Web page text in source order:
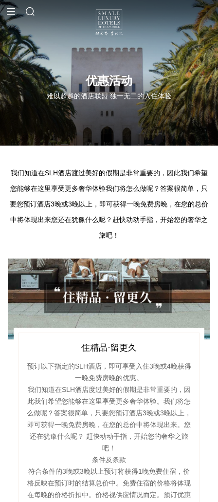
优惠活动
难以超越的酒店联盟 独一无二的入住体验
我们知道在SLH酒店渡过美好的假期是非常重要的，因此我们希望
您能够在这里享受更多奢华体验我们将怎么做呢？答案很简单，只
要您预订酒店3晚或3晚以上，即可获得一晚免费房晚，在您的总价
中将体现出来您还在犹豫什么呢？赶快动动手指，开始您的奢华之
旅吧！
住精品·留更久
预订以下指定的SLH酒店，即可享受入住3晚或4晚获得
一晚免费房晚的优惠。
我们知道在SLH酒店度过美好的假期是非常重要的，因
此我们希望您能够在这里享受更多奢华体验。我们将怎
么做呢？答案很简单，只要您预订酒店3晚或3晚以上，
即可获得一晚免费房晚，在您的总价中将体现出来。您
还在犹豫什么呢？ 赶快动动手指，开始您的奢华之旅
吧！
条件及条款
符合条件的3晚或3晚以上预订将获得1晚免费住宿，价
格反映在预订时的结算总价中。免费住宿的价格将体现
在每晚的价格折扣中。价格视供应情况而定。预订优惠